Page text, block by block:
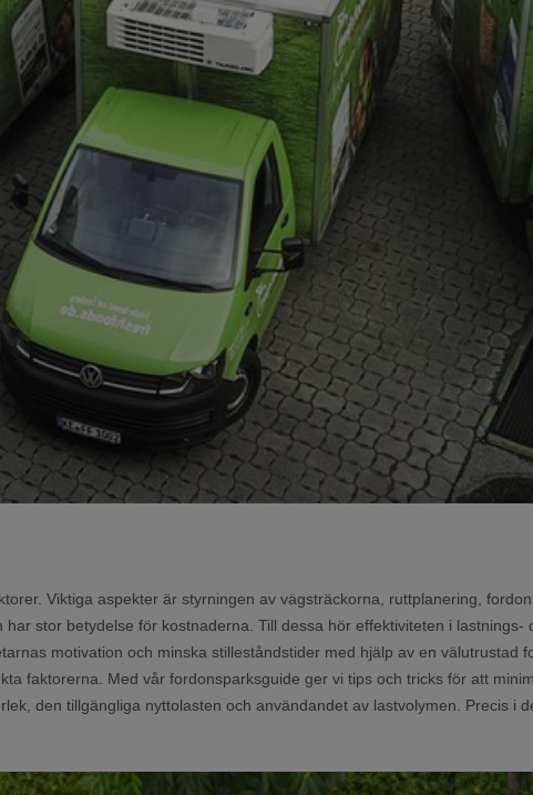
Viktiga aspekter är styrningen av vägsträckorna, ruttplanering,
stor betydelse för kostnaderna. Till dessa hör effektiviteten i
motivation och minska stilleståndstider med hjälp av en välutrustad
faktorerna. Med vår fordonsparksguide ger vi tips och tricks för att
den tillgängliga nyttolasten och användandet av lastvolymen. Precis i